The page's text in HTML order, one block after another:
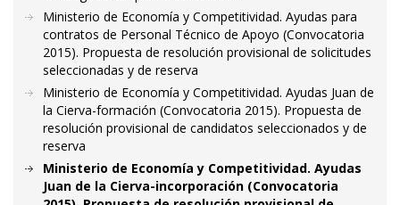
Ministerio de Economía y Competitividad. Ayudas para
contratos de Personal Técnico de Apoyo (Convocatoria
2015). Propuesta de resolución provisional de solicitudes
seleccionadas y de reserva
Ministerio de Economía y Competitividad. Ayudas Juan de
la Cierva-formación (Convocatoria 2015). Propuesta de
resolución provisional de candidatos seleccionados y de
reserva
Ministerio de Economía y Competitividad. Ayudas
Juan de la Cierva-incorporación (Convocatoria